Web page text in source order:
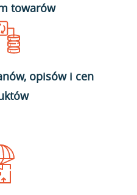
towarów
opisów i cen